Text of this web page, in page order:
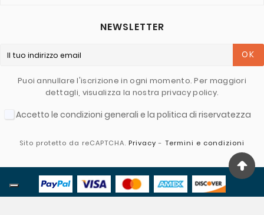
NEWSLETTER
OK
Puoi annullare l'iscrizione in ogni momento. Per maggiori
dettagli, visualizza la nostra privacy policy.
Accetto le condizioni generali e la politica di riservatezza
Sito protetto da reCAPTCHA. Privacy - Termini e condizioni